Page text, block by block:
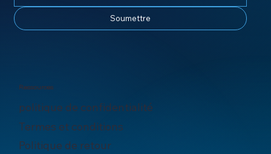
Soumettre
Ressources
politique de confidentialité
Termes et conditions
Politique de retour